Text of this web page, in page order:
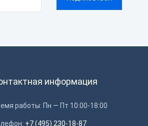
информация
работы: Пн — Пт 10:00-18:00
+7 (495) 230-18-87